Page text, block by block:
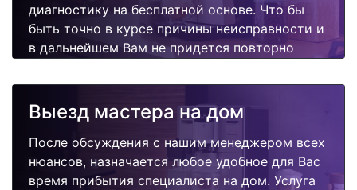
диагностику на бесплатной основе. Что бы
быть точно в курсе причины неисправности и
в дальнейшем Вам не придется повторно
поломок.
Выезд мастера на дом
После обсуждения с нашим менеджером всех
нюансов, назначается любое удобное для Вас
время прибытия специалиста на дом. Услуга